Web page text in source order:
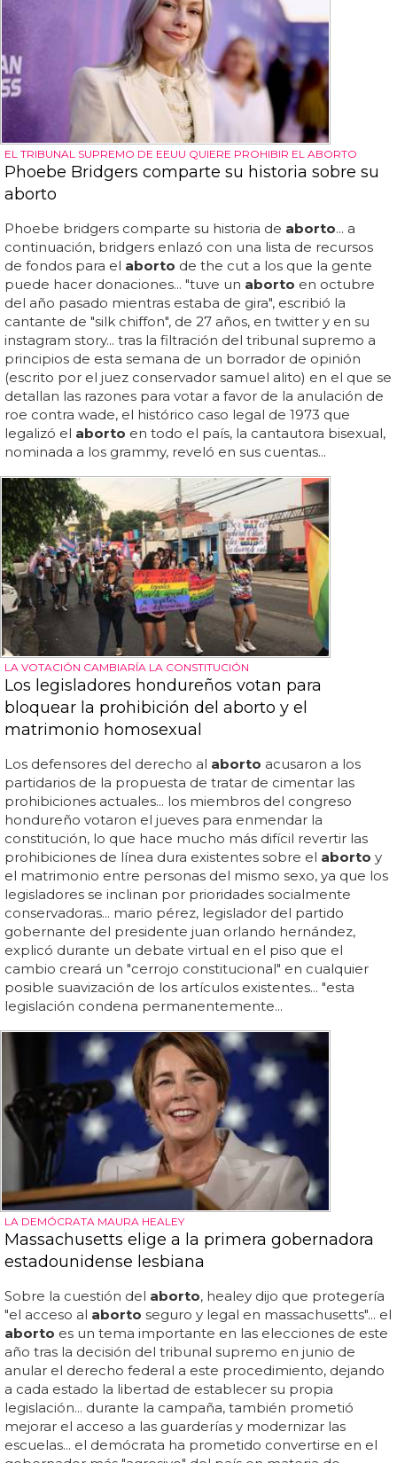
EL TRIBUNAL SUPREMO DE EEUU QUIERE PROHIBIR EL ABORTO
Phoebe Bridgers comparte su historia sobre su
aborto
Phoebe bridgers comparte su historia de aborto... a
continuación, bridgers enlazó con una lista de recursos
de fondos para el aborto de the cut a los que la gente
puede hacer donaciones... "tuve un aborto en octubre
del año pasado mientras estaba de gira", escribió la
cantante de "silk chiffon", de 27 años, en twitter y en su
instagram story... tras la filtración del tribunal supremo a
principios de esta semana de un borrador de opinión
(escrito por el juez conservador samuel alito) en el que se
detallan las razones para votar a favor de la anulación de
roe contra wade, el histórico caso legal de 1973 que
legalizó el aborto en todo el país, la cantautora bisexual,
nominada a los grammy, reveló en sus cuentas...
LA VOTACIÓN CAMBIARÍA LA CONSTITUCIÓN
Los legisladores hondureños votan para
bloquear la prohibición del aborto y el
matrimonio homosexual
Los defensores del derecho al aborto acusaron a los
partidarios de la propuesta de tratar de cimentar las
prohibiciones actuales... los miembros del congreso
hondureño votaron el jueves para enmendar la
constitución, lo que hace mucho más difícil revertir las
prohibiciones de línea dura existentes sobre el aborto y
el matrimonio entre personas del mismo sexo, ya que los
legisladores se inclinan por prioridades socialmente
conservadoras... mario pérez, legislador del partido
gobernante del presidente juan orlando hernández,
explicó durante un debate virtual en el piso que el
cambio creará un "cerrojo constitucional" en cualquier
posible suavización de los artículos existentes... "esta
legislación condena permanentemente...
LA DEMÓCRATA MAURA HEALEY
Massachusetts elige a la primera gobernadora
estadounidense lesbiana
Sobre la cuestión del aborto, healey dijo que protegería
"el acceso al aborto seguro y legal en massachusetts"... el
aborto es un tema importante en las elecciones de este
año tras la decisión del tribunal supremo en junio de
anular el derecho federal a este procedimiento, dejando
a cada estado la libertad de establecer su propia
legislación... durante la campaña, también prometió
mejorar el acceso a las guarderías y modernizar las
escuelas... el demócrata ha prometido convertirse en el